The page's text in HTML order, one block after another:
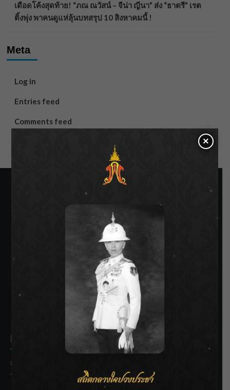
เดือดโค้งสุดท้าย! “ภณ ณวัสน์ – จีน่า ญีนา” ส่ง “ธาตรี” เรต
ติ้งพุ่ง พาคนดูแห่ลุ้นบทสรุป 10 สิงหาคมนี้ !
Meta
Log in
Entries feed
Comments feed
SIAMRATH VARIETY
THE BEST ENTERTAINMENT
Recent Posts
กรมชลฯ รับฟังประชาชน ติดตามแก้ปัญหาโครงการประตู
ระบายน้ำศรีสองรักฯ
×